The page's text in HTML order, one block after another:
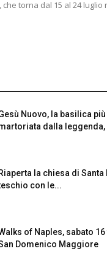
torna dal 15 al 24 luglio
Nuovo, la basilica
dalla leggenda,
Riaperta la chiesa di Santa
con le...
of Naples, sabato
Domenico Maggiore